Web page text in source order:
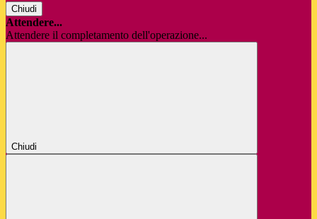
Chiudi
Attendere...
Attendere il completamento dell'operazione...
Chiudi